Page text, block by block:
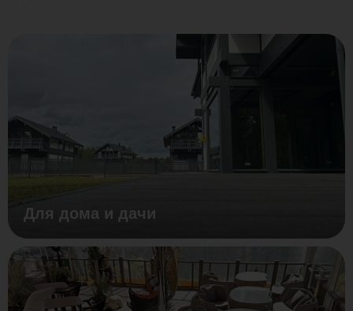
Для дома и дачи